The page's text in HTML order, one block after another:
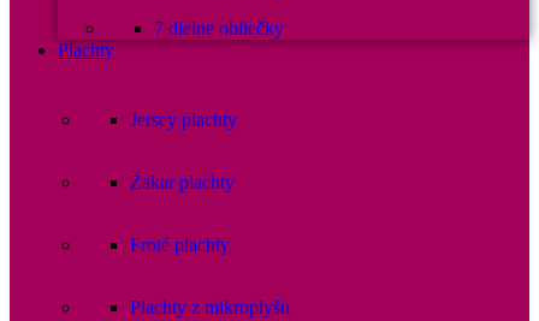
7 dielne obliečky
Plachty
Jersey plachty
Žakar plachty
Froté plachty
Plachty z mikroplyšu